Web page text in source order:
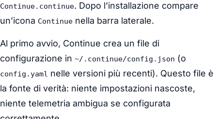
Continue.continue. Dopo l’installazione compare
un’icona Continue nella barra laterale.
Al primo avvio, Continue crea un file di
configurazione in ~/.continue/config.json (o
config.yaml nelle versioni più recenti). Questo file è
la fonte di verità: niente impostazioni nascoste,
niente telemetria ambigua se configurata